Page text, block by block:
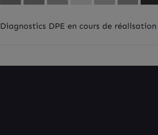
Diagnostics DPE en cours de réalisation